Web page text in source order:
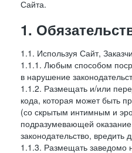
Сайта.
1.
1.1. Используя Сайт,
1.1.1. Любым способом
в нарушение
1.1.2. Размещать и/или
кода, которая может быть
(со скрытым интимным и
подразумевающей
законодательство,
1.1.3. Размещать заведомо